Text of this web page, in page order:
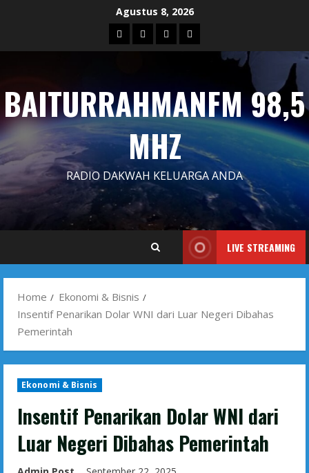
Agustus 8, 2026
Blog Contact
Us
Dengarkan
Siaran
Iklan
BAITURRAHMANFM 98,5
MHZ
RADIO DAKWAH KELUARGA ANDA
LIVE STREAMING
Home
Ekonomi & Bisnis
Insentif Penarikan Dolar WNI dari Luar Negeri Dibahas
Pemerintah
Ekonomi & Bisnis
Insentif Penarikan Dolar WNI dari
Luar Negeri Dibahas Pemerintah